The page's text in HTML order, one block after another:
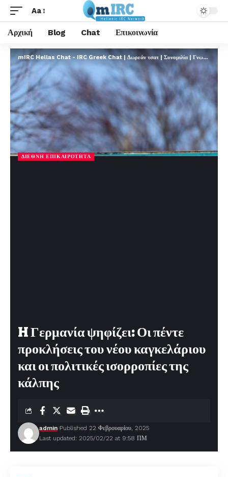
Aa
Αρχική Blog Chat Επικοινωνία
mIRC Hellas Chat - IRC Greek Chat | Δωρεάν τσατ | Συνομιλία | Γνωριμίες | FREE
ΔΙΕΘΝΉ ΕΠΙΚΑΙΡΌΤΗΤΑ
H Γερμανία ψηφίζει: Οι πέντε
προκλήσεις του νέου καγκελάριου
και οι πολιτικές ισορροπίες της
κάλπης
Last updated: 2025/02/22 at 9:58 ΠΜ
admin Published 22 Φεβρουαρίου, 2025